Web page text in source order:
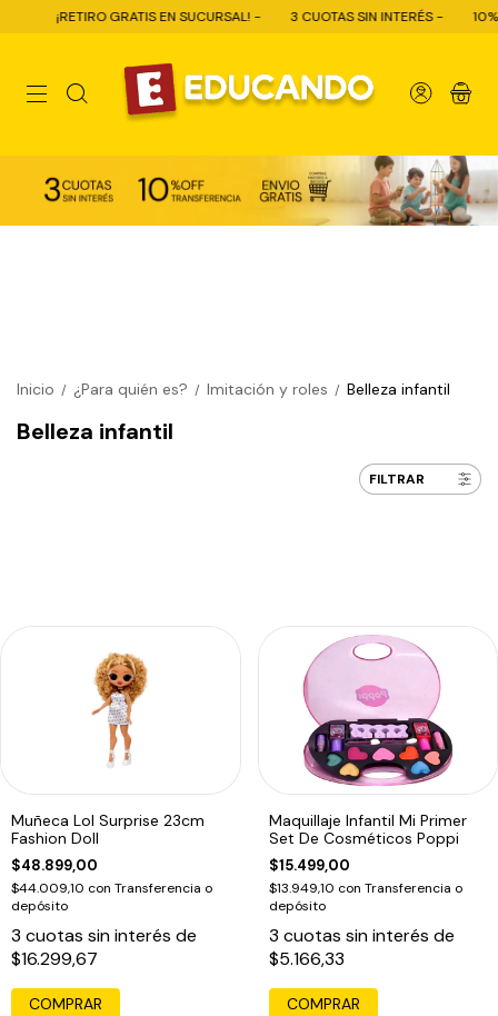
GRATIS EN SUCURSAL! - 3 CUOTAS SIN INTERÉS - 10% OFF CON
0
Inicio / ¿Para quién es? / Imitación y roles / Belleza infantil
Belleza infantil
FILTRAR
Muñeca Lol Surprise 23cm
Fashion Doll
$48.899,00
$44.009,10 con Transferencia o
depósito
3 cuotas sin interés de
$16.299,67
COMPRAR
Maquillaje Infantil Mi Primer
Set De Cosméticos Poppi
$15.499,00
$13.949,10 con Transferencia o
depósito
3 cuotas sin interés de
$5.166,33
COMPRAR